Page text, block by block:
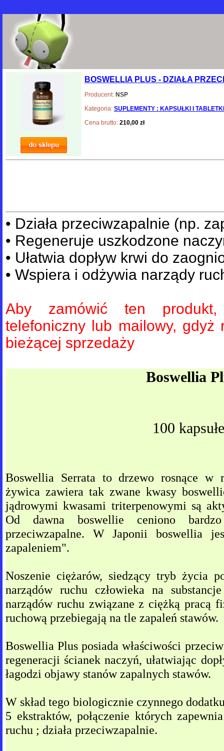
BOSWELLIA PLUS - DZIAŁA
Producent: NSP
Kategoria: SUPLEMENTY : KAPSUŁKI I TABLETKI
Cena brutto: 210,00 zł
• Działa przeciwzapalnie (np.
• Regeneruje uszkodzone
• Ułatwia dopływ krwi do
• Wspiera i odżywia narządy
Aby zamówić ten
telefoniczny lub mailowy,
bieżącej sprzedaży
Boswellia
100
Boswellia Serrata to drzewo rosnące w
żywica zawiera tak zwane kwasy
jądrowymi kwasami triterpenowymi są
Od dawna boswellie ceniono
przeciwzapalne. W Japonii boswellia
zapaleniem".
Noszenie ciężarów, siedzący tryb życia
narządów ruchu człowieka na
narządów ruchu związane z ciężką pracą
ruchową przebiegają na tle zapaleń stawów.
Boswellia Plus posiada właściwości
regeneracji ścianek naczyń, ułatwiając
łagodzi objawy stanów zapalnych stawów.
W skład tego biologicznie czynnego
5 ekstraktów, połączenie których
ruchu ; działa przeciwzapalnie.